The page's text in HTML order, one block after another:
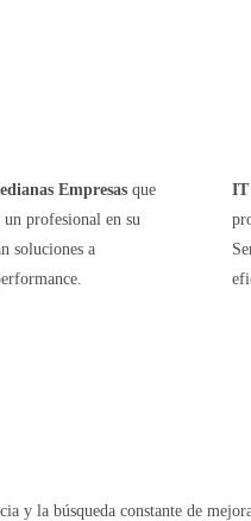
Empresas que
profesional en su
soluciones a
IT
y la búsqueda constante de